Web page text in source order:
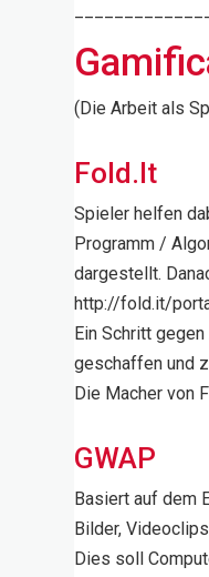
(Die Arbeit als
Fold.It
Spieler helfen
Programm /
dargestellt.
http://fold.it/
Ein Schritt
geschaffen und
Die Macher von
GWAP
Basiert auf dem
Bilder,
Dies soll